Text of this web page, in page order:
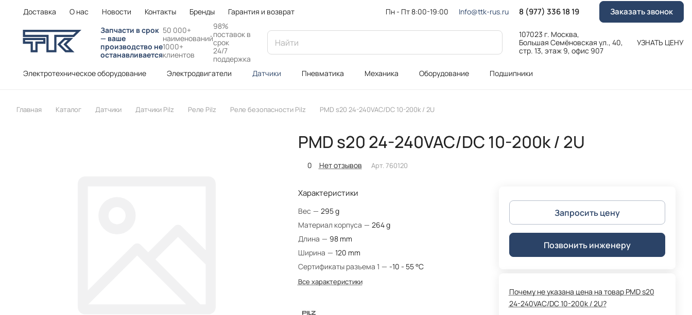
Доставка О нас Новости Контакты Бренды Гарантия и возврат Пн - Пт 8:00-19:00 Info@ttk-rus.ru 8 (977) 336 18 19 Заказать звонок
Запчасти в срок
— ваше
производство не
останавливается
50 000+
наименований
1000+
клиентов
98%
поставок в
срок
24/7
поддержка
107023 г. Москва,
Большая Семёновская ул., 40,
стр. 13, этаж 9, офис 907
УЗНАТЬ ЦЕНУ
Электротехническое оборудование Электродвигатели Датчики Пневматика Механика Оборудование Подшипники
Главная Каталог Датчики Датчики Pilz Реле Pilz Реле безопасности Pilz PMD s20 24-240VAC/DC 10-200k / 2U
PMD s20 24-240VAC/DC 10-200k / 2U
0 Нет отзывов Арт. 760120
Характеристики
Вес — 295 g
Материал корпуса — 264 g
Длина — 98 mm
Ширина — 120 mm
Сертификаты разъема 1 — -10 - 55 °C
Все характеристики
Запросить цену
Позвонить инженеру
Почему не указана цена на товар PMD s20
24-240VAC/DC 10-200k / 2U?